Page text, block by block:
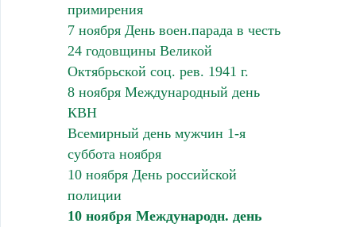
примирения
7 ноября День воен.парада в честь
24 годовщины Великой
Октябрьской соц. рев. 1941 г.
8 ноября Международный день
КВН
Всемирный день мужчин 1-я
суббота ноября
10 ноября День российской
полиции
10 ноября Международн. день